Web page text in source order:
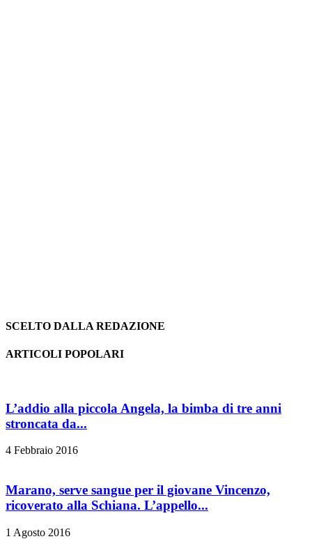
SCELTO DALLA REDAZIONE
ARTICOLI POPOLARI
L’addio alla piccola Angela, la bimba di tre anni
stroncata da...
4 Febbraio 2016
Marano, serve sangue per il giovane Vincenzo,
ricoverato alla Schiana. L’appello...
1 Agosto 2016